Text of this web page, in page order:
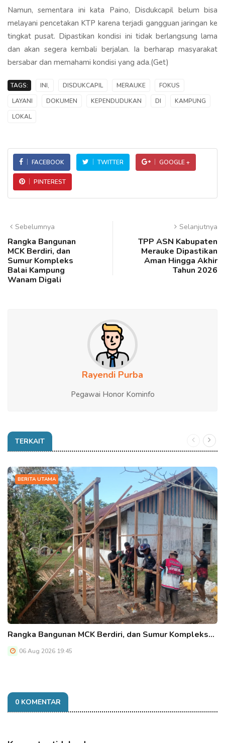
Namun, sementara ini kata Paino, Disdukcapil belum bisa
melayani pencetakan KTP karena terjadi gangguan jaringan ke
tingkat pusat. Dipastikan kondisi ini tidak berlangsung lama
dan akan segera kembali berjalan. Ia berharap masyarakat
bersabar dan memahami kondisi yang ada.(Get)
TAGS: INI, DISDUKCAPIL MERAUKE
FOKUS
LAYANI
DOKUMEN KEPENDUDUKAN DI
KAMPUNG
LOKAL
FACEBOOK TWITTER GOOGLE +
PINTEREST
Sebelumnya
Rangka Bangunan
MCK Berdiri, dan
Sumur Kompleks
Balai Kampung
Wanam Digali
Selanjutnya
TPP ASN Kabupaten
Merauke Dipastikan
Aman Hingga Akhir
Tahun 2026
Rayendi Purba
Pegawai Honor Kominfo
TERKAIT
BERITA UTAMA
Rangka Bangunan MCK Berdiri, dan Sumur Kompleks…
06 Aug 2026 19:45
0 KOMENTAR